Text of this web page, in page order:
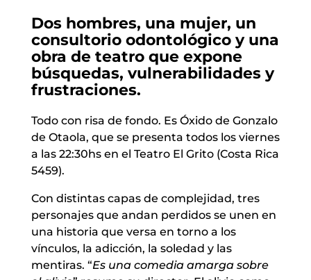
Dos hombres, una mujer, un
consultorio odontológico y una
obra de teatro que expone
búsquedas, vulnerabilidades y
frustraciones.
Todo con risa de fondo. Es Óxido de Gonzalo
de Otaola, que se presenta todos los viernes
a las 22:30hs en el Teatro El Grito (Costa Rica
5459).
Con distintas capas de complejidad, tres
personajes que andan perdidos se unen en
una historia que versa en torno a los
vínculos, la adicción, la soledad y las
mentiras. “Es una comedia amarga sobre